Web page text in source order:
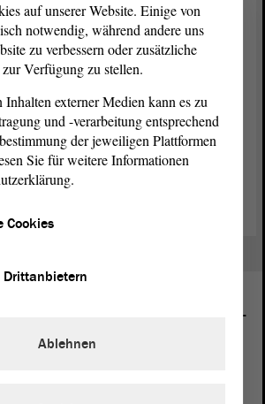
dementsprechend mit dem Thema
Wichtigkeit steht außer Frage. -
Landtagssitzung
sind im Landtag von Sachsen-
auf unserer Website. Einige von
notwendig, während andere uns
zu verbessern oder zusätzliche
Verfügung zu stellen.
externer Medien kann es zu
und -verarbeitung entsprechend
der jeweiligen Plattformen
Sie für weitere Informationen
Cookies
Drittanbietern
Ablehnen